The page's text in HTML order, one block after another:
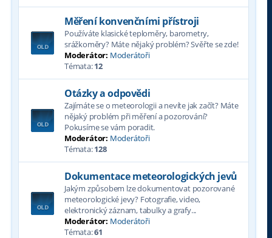
Měření konvenčními přístroji
Používáte klasické teploměry, barometry,
srážkoměry? Máte nějaký problém? Svěřte se zde!
Moderátor: Moderátoři
Témata:12
Otázky a odpovědi
Zajímáte se o meteorologii a nevíte jak začít? Máte
nějaký problém při měření a pozorování?
Pokusíme se vám poradit.
Moderátor: Moderátoři
Témata:128
Dokumentace meteorologických jevů
Jakým způsobem lze dokumentovat pozorované
meteorologické jevy? Fotografie, video,
elektronický záznam, tabulky a grafy...
Moderátor: Moderátoři
Témata:61